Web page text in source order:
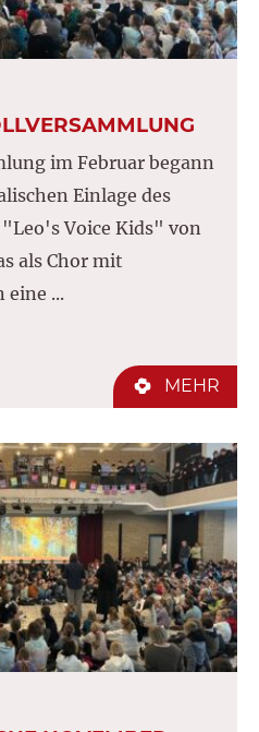
im Februar begann
Einlage des
Voice Kids" von
als Chor mit
eine ...
MEHR